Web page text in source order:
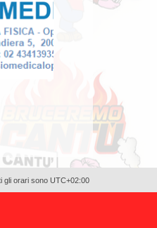
gli orari sono UTC+02:00